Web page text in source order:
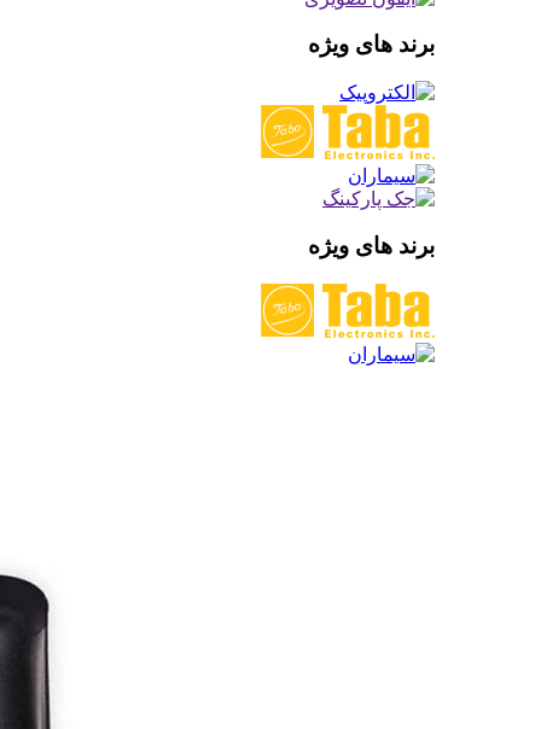
برند های ویژه
برند های ویژه